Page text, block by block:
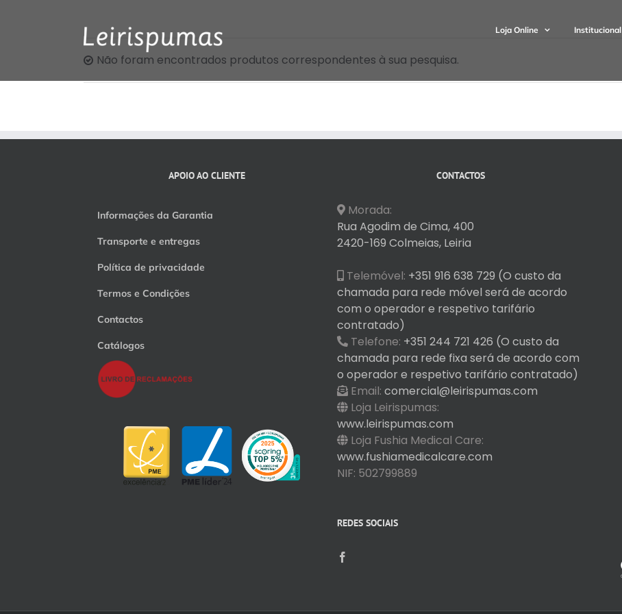
Loja Online Institucional
Não foram encontrados produtos correspondentes à sua pesquisa.
APOIO AO CLIENTE
Informações da Garantia
Transporte e entregas
Política de privacidade
Termos e Condições
Contactos
Catálogos
CONTACTOS
Morada:
Rua Agodim de Cima, 400
2420-169 Colmeias, Leiria
Telemóvel: +351 916 638 729 (O custo da
chamada para rede móvel será de acordo
com o operador e respetivo tarifário
contratado)
Telefone: +351 244 721 426 (O custo da
chamada para rede fixa será de acordo com
o operador e respetivo tarifário contratado)
Email: comercial@leirispumas.com
Loja Leirispumas:
www.leirispumas.com
Loja Fushia Medical Care:
www.fushiamedicalcare.com
NIF: 502799889
REDES SOCIAIS